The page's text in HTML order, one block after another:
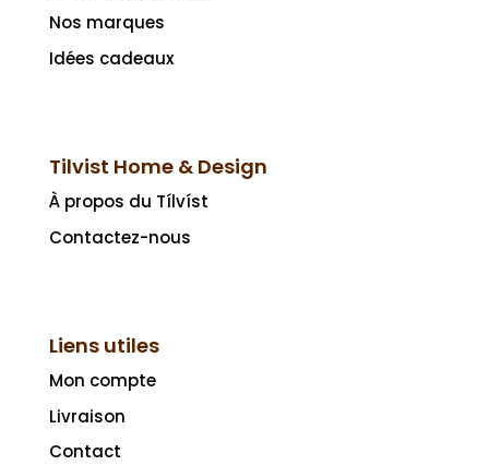
Nos marques
Idées cadeaux
Tilvist Home & Design
À propos du Tílvíst
Contactez-nous
Liens utiles
Mon compte
Livraison
Contact